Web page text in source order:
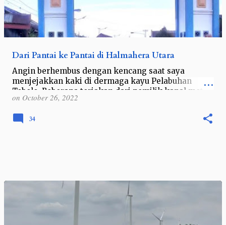
Dari Pantai ke Pantai di Halmahera Utara
Angin berhembus dengan kencang saat saya
menjejakkan kaki di dermaga kayu Pelabuhan
Tobelo. Beberapa teriakan dari pemilik kapal motor
lainnya memberikan tanda agar penumpang yang…
on October 26, 2022
34